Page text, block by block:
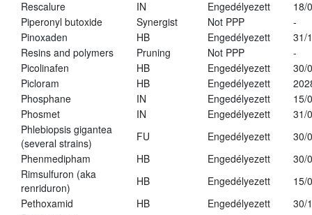
Rescalure
IN Engedélyezett
18/
Piperonyl butoxide
Synergist Not PPP
-
Pinoxaden
HB Engedélyezett
31/
Resins and polymers
Pruning Not PPP
-
Picolinafen
HB Engedélyezett
30/
Picloram
HB Engedélyezett
Phosphane
IN Engedélyezett
15/
Phosmet
IN Engedélyezett
31/
Phlebiopsis gigantea
(several strains)
FU Engedélyezett
30/
Phenmedipham
HB Engedélyezett
30/
Rimsulfuron (aka
renriduron)
HB Engedélyezett
15/
Pethoxamid
HB Engedélyezett
30/